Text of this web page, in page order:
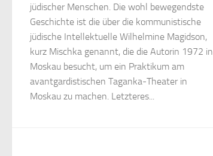
jüdischer Menschen. Die wohl bewegendste
Geschichte ist die über die kommunistische
jüdische Intellektuelle Wilhelmine Magidson,
kurz Mischka genannt, die die Autorin 1972 in
Moskau besucht, um ein Praktikum am
avantgardistischen Taganka-Theater in
Moskau zu machen. Letzteres...